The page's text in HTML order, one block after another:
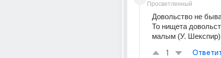
Просветленный
Довольство не
То нищета
малым (У. Шекспир)
1